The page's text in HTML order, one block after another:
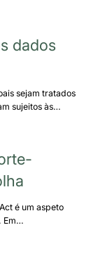
dados
sejam tratados
sujeitos às…
é um aspeto
Em…